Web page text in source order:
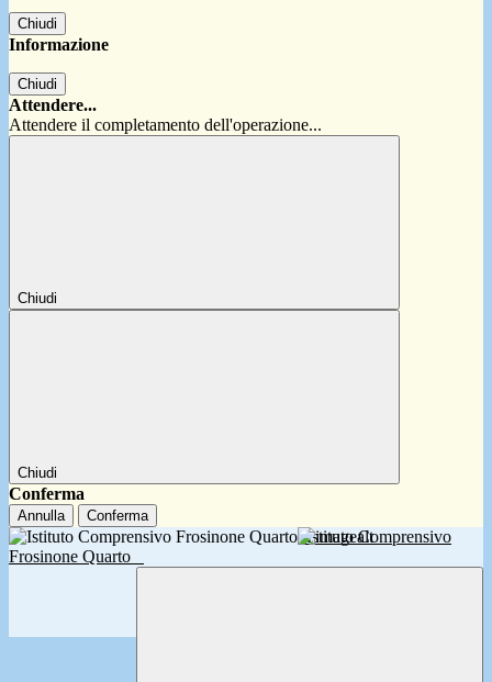
Chiudi
Informazione
Chiudi
Attendere...
Attendere il completamento dell'operazione...
Chiudi
Chiudi
Conferma
Annulla Conferma
Istituto Comprensivo
Frosinone Quarto